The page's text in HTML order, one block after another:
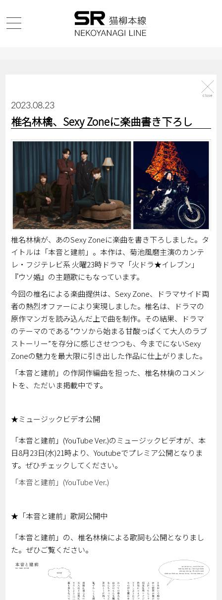
2023.08.23
椎名林檎、Sexy Zoneに楽曲書き下ろし
椎名林檎が、あのSexy Zoneに楽曲を書き下ろしました。タ
イトルは「本音と建前」。本作は、菊池風磨主演のカンテ
レ・フジテレビ系 火曜23時ドラマ「火ドラ★イレブン」
『ウソ婚』の主題歌にもなっています。
今回の椎名による楽曲提供は、Sexy Zone、ドラマサイド両
者の熱烈オファーにより実現しました。椎名は、ドラマの
原作マンガを読み込んだ上で曲を制作。その結果、ドラマ
のテーマのである”ウソから始まる甘酸っぱくて大人のラブ
ストーリー”を存分に感じさせつつも、今までにないSexy
Zoneの魅力を最大限に引き出した作品に仕上がりました。
「本音と建前」の作詞作編曲を担った、椎名林檎のコメン
トを、ただいま掲載中です。
★ミュージックビデオ公開
「本音と建前」(YouTube Ver.)のミュージックビデオが、本
日8月23日(水)21時より、Youtubeでプレミア公開となりま
す。ぜひチェックしてください。
「本音と建前」(YouTube Ver.)
★「本音と建前」歌詞公開中
「本音と建前」の、椎名林檎による歌詞も公開となりまし
た。ぜひご覧ください。